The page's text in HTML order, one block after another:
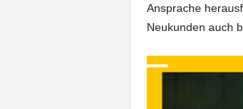
Ansprache
Neukunden auch